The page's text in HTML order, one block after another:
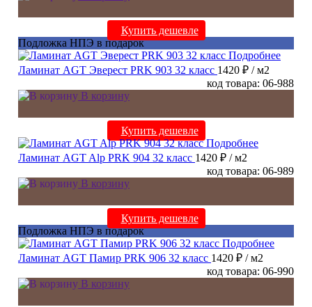
Купить дешевле
Подложка НПЭ в подарок
Подробнее
Ламинат AGT Эверест PRK 903 32 класс 1420 ₽ / м2
код товара: 06-988
В корзину
Купить дешевле
Подробнее
Ламинат AGT Alp PRK 904 32 класс 1420 ₽ / м2
код товара: 06-989
В корзину
Купить дешевле
Подложка НПЭ в подарок
Подробнее
Ламинат AGT Памир PRK 906 32 класс 1420 ₽ / м2
код товара: 06-990
В корзину